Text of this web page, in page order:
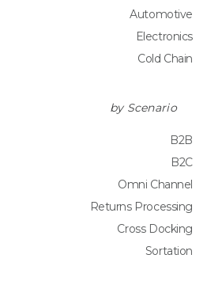
Automotive
Electronics
Cold Chain
by Scenario
B2B
B2C
Omni Channel
Returns Processing
Cross Docking
Sortation